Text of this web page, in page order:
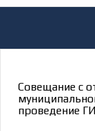
Совещание с
проведение